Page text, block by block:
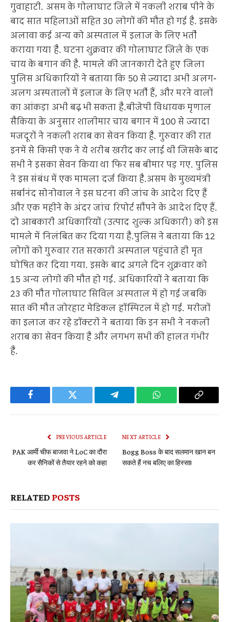
गुवाहाटी. असम के गोलाघाट जिले में नकली शराब पीने के
बाद सात महिलाओं सहित 30 लोगों की मौत हो गई है. इसके
अलावा कई अन्य को अस्पताल में इलाज के लिए भर्ती
कराया गया है. घटना शुक्रवार की गोलाघाट जिले के एक
चाय के बगान की है. मामले की जानकारी देते हुए जिला
पुलिस अधिकारियों ने बताया कि 50 से ज्यादा अभी अलग-
अलग अस्पतालों में इलाज के लिए भर्ती हैं, और मरने वालों
का आंकड़ा अभी बढ़ भी सकता है.बीजेपी विधायक मृणाल
सैकिया के अनुसार शालीमार चाय बगान में 100 से ज्यादा
मजदूरों ने नकली शराब का सेवन किया है. गुरुवार की रात
इनमें से किसी एक ने ये शरीब खरीद कर लाई थी जिसके बाद
सभी ने इसका सेवन किया था फिर सब बीमार पड़ गए. पुलिस
ने इस संबंध में एक मामला दर्ज किया है.असम के मुख्यमंत्री
सर्बानंद सोनोवाल ने इस घटना की जांच के आदेश दिए हैं
और एक महीने के अंदर जांच रिपोर्ट सौंपने के आदेश दिए हैं.
दो आबकारी अधिकारियों (उत्पाद शुल्क अधिकारी) को इस
मामले में निलंबित कर दिया गया है.पुलिस ने बताया कि 12
लोगों को गुरुवार रात सरकारी अस्पताल पहुंचाते ही मृत
घोषित कर दिया गया. इसके बाद अगले दिन शुक्रवार को
15 अन्य लोगों की मौत हो गई. अधिकारियों ने बताया कि
23 की मौत गोलाघाट सिविल अस्पताल में हो गई जबकि
सात की मौत जोरहाट मेडिकल हॉस्पिटल में हो गई. मरीजों
का इलाज कर रहे डॉक्टरों ने बताया कि इन सभी ने नकली
शराब का सेवन किया है और लगभग सभी की हालत गंभीर
है.
Facebook Twitter Telegram WhatsApp Copy
PREVIOUS ARTICLE
PAK आर्मी चीफ बाजवा ने LoC का दौरा
कर सैनिकों से तैयार रहने को कहा
NEXT ARTICLE
Bogg Boss के बाद सलमान खान बन
सकते हैं नच बलिए का हिस्‍सा!
RELATED POSTS